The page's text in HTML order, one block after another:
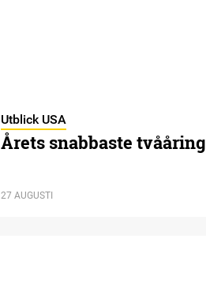
Utblick USA
Årets snabbaste tvååring
27 AUGUSTI